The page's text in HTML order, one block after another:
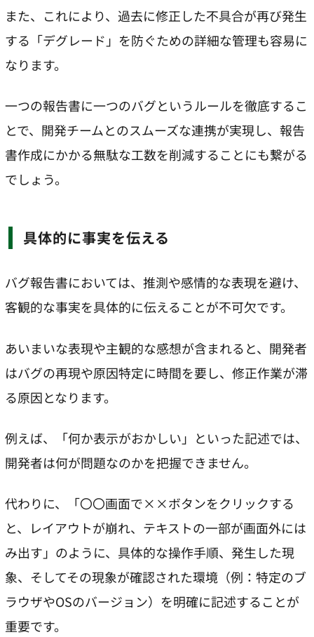
また、これにより、過去に修正した不具合が再び発生
する「デグレード」を防ぐための詳細な管理も容易に
なります。
一つの報告書に一つのバグというルールを徹底するこ
とで、開発チームとのスムーズな連携が実現し、報告
書作成にかかる無駄な工数を削減することにも繋がる
でしょう。
具体的に事実を伝える
バグ報告書においては、推測や感情的な表現を避け、
客観的な事実を具体的に伝えることが不可欠です。
あいまいな表現や主観的な感想が含まれると、開発者
はバグの再現や原因特定に時間を要し、修正作業が滞
る原因となります。
例えば、「何か表示がおかしい」といった記述では、
開発者は何が問題なのかを把握できません。
代わりに、「〇〇画面で××ボタンをクリックする
と、レイアウトが崩れ、テキストの一部が画面外には
み出す」のように、具体的な操作手順、発生した現
象、そしてその現象が確認された環境（例：特定のブ
ラウザやOSのバージョン）を明確に記述することが
重要です。